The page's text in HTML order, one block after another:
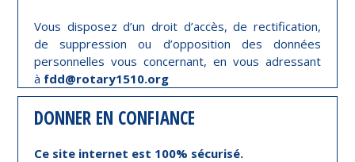
Vous disposez d’un droit d’accès, de rectification,
de suppression ou d’opposition des données
personnelles vous concernant, en vous adressant
à fdd@rotary1510.org
DONNER EN CONFIANCE
Ce site internet est 100% sécurisé.